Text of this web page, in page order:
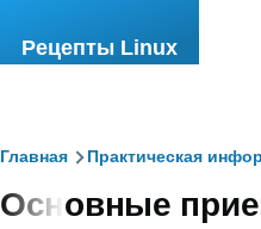
Рецепты Linux
Строка
навигации
Главная Практическая
Основные